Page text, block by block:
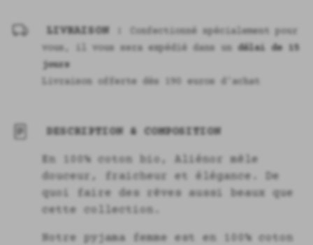
LIVRAISON :
Confectionné spécialement pour
vous, il vous sera expédié dans un délai de 15
jours
Livraison offerte dès 190 euros d'achat
DESCRIPTION & COMPOSITION
En 100% coton bio, Aliénor mêle
douceur, fraicheur et élégance. De
quoi faire des rêves aussi beaux que
cette collection.
Notre pyjama femme est en 100% coton